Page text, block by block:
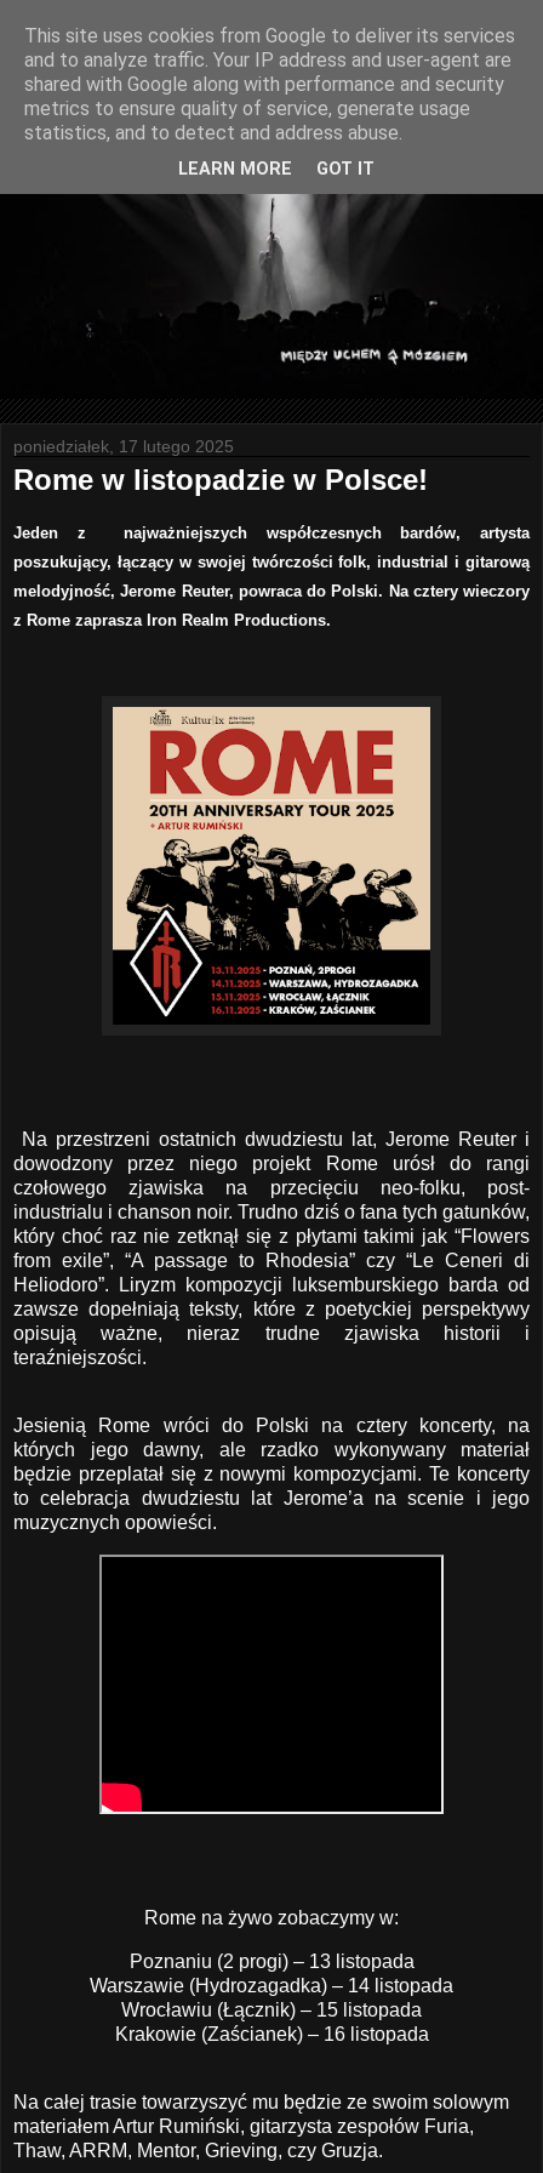
poniedziałek, 17 lutego 2025
Rome w listopadzie w Polsce!
Jeden z najważniejszych współczesnych bardów, artysta
poszukujący, łączący w swojej twórczości folk, industrial i gitarową
melodyjność, Jerome Reuter, powraca do Polski. Na cztery wieczory
z Rome zaprasza Iron Realm Productions.
Na przestrzeni ostatnich dwudziestu lat, Jerome Reuter i
dowodzony przez niego projekt Rome urósł do rangi
czołowego zjawiska na przecięciu neo-folku, post-
industrialu i chanson noir. Trudno dziś o fana tych gatunków,
który choć raz nie zetknął się z płytami takimi jak “Flowers
from exile”, “A passage to Rhodesia” czy “Le Ceneri di
Heliodoro”. Liryzm kompozycji luksemburskiego barda od
zawsze dopełniają teksty, które z poetyckiej perspektywy
opisują ważne, nieraz trudne zjawiska historii i
teraźniejszości.
Jesienią Rome wróci do Polski na cztery koncerty, na
których jego dawny, ale rzadko wykonywany materiał
będzie przeplatał się z nowymi kompozycjami. Te koncerty
to celebracja dwudziestu lat Jerome’a na scenie i jego
muzycznych opowieści.
Rome na żywo zobaczymy w:
Poznaniu (2 progi) – 13 listopada
Warszawie (Hydrozagadka) – 14 listopada
Wrocławiu (Łącznik) – 15 listopada
Krakowie (Zaścianek) – 16 listopada
Na całej trasie towarzyszyć mu będzie ze swoim solowym
materiałem Artur Rumiński, gitarzysta zespołów Furia,
Thaw, ARRM, Mentor, Grieving, czy Gruzja.
This site uses cookies from Google to deliver its services
and to analyze traffic. Your IP address and user-agent are
shared with Google along with performance and security
metrics to ensure quality of service, generate usage
statistics, and to detect and address abuse.
LEARN MORE GOT IT